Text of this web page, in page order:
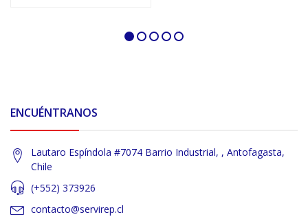
ENCUÉNTRANOS
Lautaro Espíndola #7074 Barrio Industrial, , Antofagasta,
Chile
(+552) 373926
contacto@servirep.cl